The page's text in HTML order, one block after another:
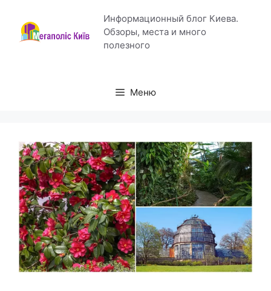
содержимому
Информационный блог Киева.
Обзоры, места и много
полезного
Меню